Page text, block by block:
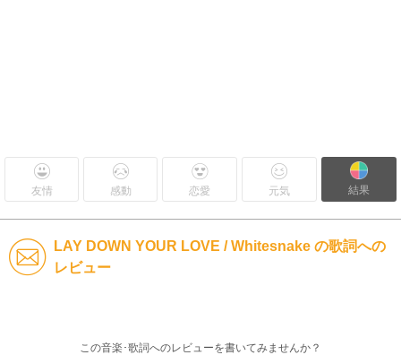
友情 感動 恋愛 元気 結果
LAY DOWN YOUR LOVE / Whitesnake の歌詞への
レビュー
この音楽･歌詞へのレビューを書いてみませんか？